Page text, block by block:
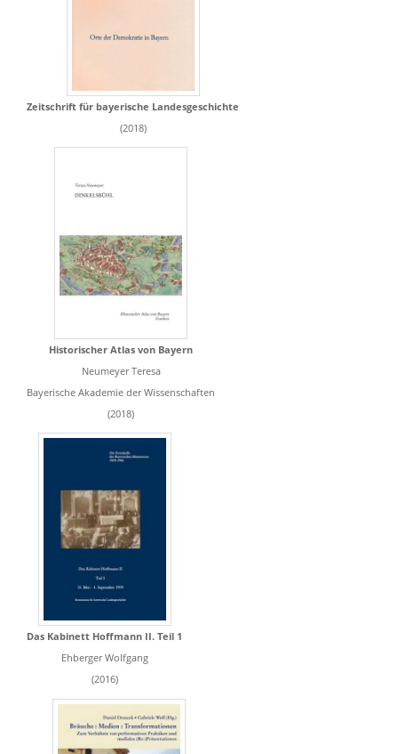
Zeitschrift für bayerische Landesgeschichte
(2018)
Historischer Atlas von Bayern
Neumeyer Teresa
Bayerische Akademie der Wissenschaften
(2018)
Das Kabinett Hoffmann II. Teil 1
Ehberger Wolfgang
(2016)